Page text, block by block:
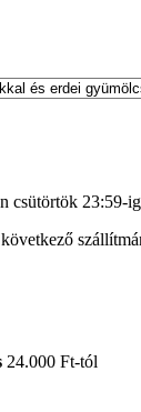
csütörtök 23:59-ig
24.000 Ft-tól